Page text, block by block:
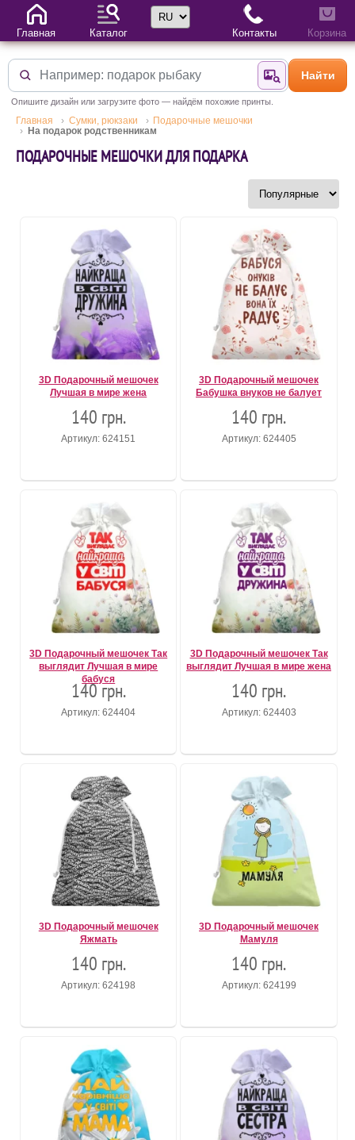
Найти поНайти
Опишите дизайн или загрузите фото — найдём похожие принты.
Главная Сумки, рюкзаки
Подарочные мешочки
На подарок родственникам
ПОДАРОЧНЫЕ МЕШОЧКИ ДЛЯ ПОДАРКА
3D Подарочный мешочек
Лучшая в мире жена
140 грн.
Артикул: 624151
3D Подарочный мешочек
Бабушка внуков не балует
140 грн.
Артикул: 624405
3D Подарочный мешочек Так
выглядит Лучшая в мире
бабуся
140 грн.
Артикул: 624404
3D Подарочный мешочек Так
выглядит Лучшая в мире жена
140 грн.
Артикул: 624403
3D Подарочный мешочек
Яжмать
140 грн.
Артикул: 624198
3D Подарочный мешочек
Мамуля
140 грн.
Артикул: 624199
Главная Каталог
Выбор языка
Контакты Корзина